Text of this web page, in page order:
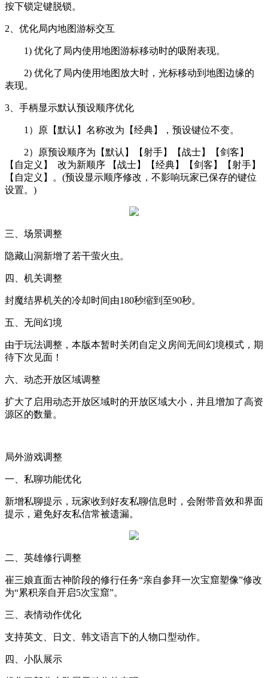
按下锁定键脱锁。
2 、优化局内地图游标交互
1) 优化了局内使用地图游标移动时的吸附表现。
2) 优化了局内使用地图放大时，光标移动到地图边缘的
表现。
3 、手柄显示默认预设顺序优化
1 ）原【默认】名称改为【经典】，预设键位不变。
2）原预设顺序为【默认】【射手】【战士】【剑客】
【自定义】
改为新顺序 【战士】【经典】【剑客】【射手】
【自定义】。 (预设显示顺序修改，不影响玩家已保存的键位
设置。 )
三、场景调整
隐藏山洞新增了若干萤火虫。
四、机关调整
封魔结界机关的冷却时间由180秒缩到至90秒。
五、无间幻境
由于玩法调整，本版本暂时关闭自定义房间无间幻境模式，期
待下次见面！
六、动态开放区域调整
扩大了启用动态开放区域时的开放区域大小，并且增加了高资
源区的数量。
局外游戏调整
一、私聊功能优化
新增私聊提示，玩家收到好友私聊信息时，会附带音效和界面
提示，避免好友私信常被遗漏。
二、英雄修行调整
崔三娘直面古神阶段的修行任务“亲自参拜一次宝窟塑像”修改
为“累积亲自开启5次宝窟”。
三、表情动作优化
支持英文、日文、韩文语言下的人物口型动作。
四、小队展示